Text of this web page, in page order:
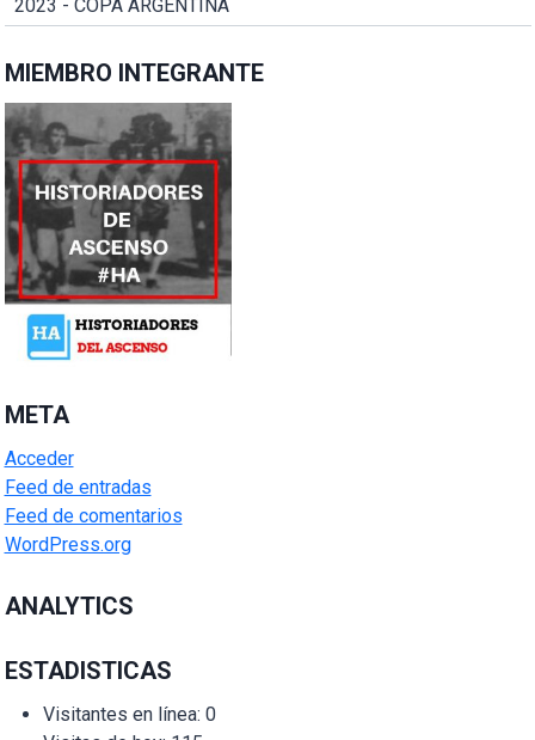
2023 - COPA ARGENTINA
MIEMBRO INTEGRANTE
META
Acceder
Feed de entradas
Feed de comentarios
WordPress.org
ANALYTICS
ESTADISTICAS
Visitantes en línea: 0